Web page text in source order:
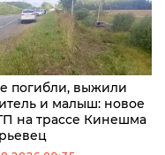
погибли, выжили
и малыш: новое
на трассе Кинешма